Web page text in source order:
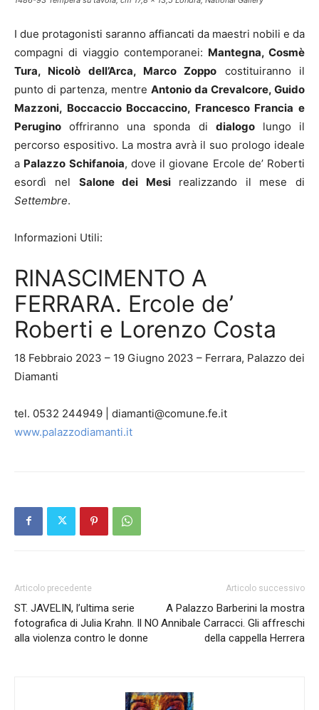
I due protagonisti saranno affiancati da maestri nobili e da
compagni di viaggio contemporanei: Mantegna, Cosmè
Tura, Nicolò dell’Arca, Marco Zoppo costituiranno il
punto di partenza, mentre Antonio da Crevalcore, Guido
Mazzoni, Boccaccio Boccaccino, Francesco Francia e
Perugino offriranno una sponda di dialogolungo il
percorso espositivo. La mostra avrà il suo prologo ideale
a Palazzo Schifanoia, dove il giovane Ercole de’ Roberti
esordì nel Salone dei Mesi realizzando il mese di
Settembre.
Informazioni Utili:
RINASCIMENTO A
FERRARA. Ercole de’
Roberti e Lorenzo Costa
18 Febbraio 2023 – 19 Giugno 2023 – Ferrara, Palazzo dei
Diamanti
tel. 0532 244949 | diamanti@comune.fe.it
www.palazzodiamanti.it
Articolo precedente
ST. JAVELIN, l’ultima serie
fotografica di Julia Krahn. Il NO
alla violenza contro le donne
Articolo successivo
A Palazzo Barberini la mostra
Annibale Carracci. Gli affreschi
della cappella Herrera